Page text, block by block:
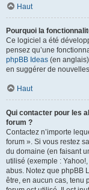
Haut
Pourquoi la
Ce logiciel a été
pensez qu’une
phpBB Ideas (en
en suggérer de
Haut
Qui contacter pour les
forum ?
Contactez n’importe
forum ». Si vous restez
du domaine (en faisant
utilisé (exemple :
abus. Notez que phpBB
être, en aucun cas, tenu